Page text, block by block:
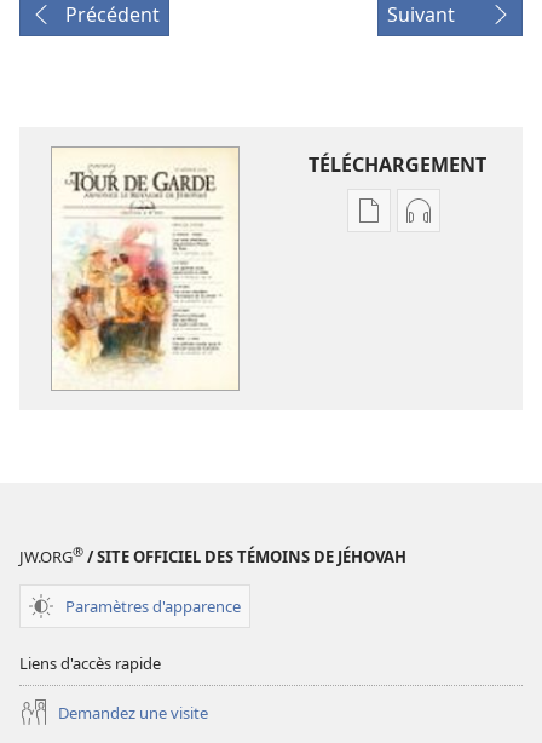
Précédent Suivant
TÉLÉCHARGEMENT
Options
D’ÉTUDE)
Options
JW.ORG® / SITE OFFICIEL DES TÉMOINS DE JÉHOVAH
Paramètres d'apparence
Liens d'accès rapide
Demandez une visite